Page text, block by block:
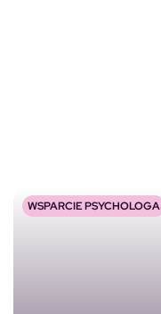
WSPARCIE PSYCHOLOGA